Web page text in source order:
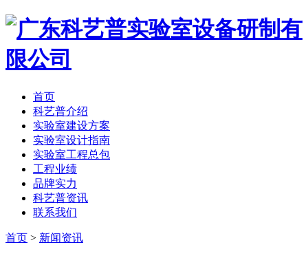
首页
科艺普介绍
实验室建设方案
实验室设计指南
实验室工程总包
工程业绩
品牌实力
科艺普资讯
联系我们
首页 > 新闻资讯